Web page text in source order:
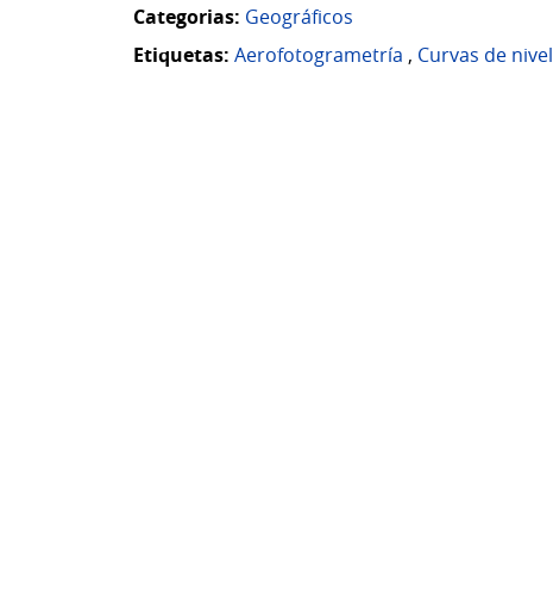
Categorias: Geográficos
Etiquetas: Aerofotogrametría , Curvas de nivel